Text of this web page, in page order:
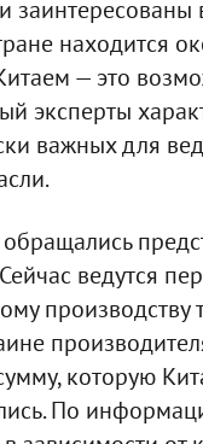
заинтересованы
находится
— это
эксперты
важных для
ведутся
производству
которую
По